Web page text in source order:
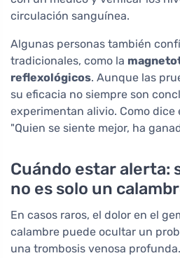
circulación sanguínea.
Algunas personas también
tradicionales, como la
reflexológicos. Aunque las
su eficacia no siempre son
experimentan alivio. Como dice
"Quien se siente mejor, ha
Cuándo estar alerta:
no es solo un
En casos raros, el dolor en el
calambre puede ocultar un
una trombosis venosa